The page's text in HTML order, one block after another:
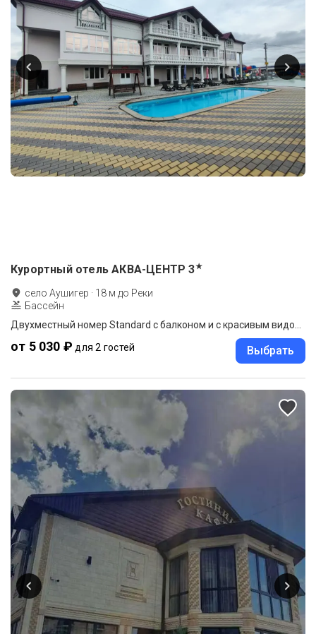
Курортный отель АКВА-ЦЕНТР 3★
село Аушигер · 18 м до Реки
Бассейн
от 5 030 ₽ для 2 гостей Выбрать